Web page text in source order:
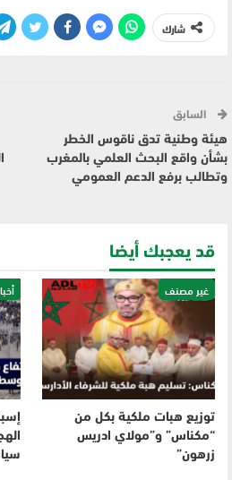
شارك
السابق
هيئة وطنية تدق ناقوس الخطر
بشأن واقع البحث العلمي بالمغرب
وتطالب برفع الدعم العمومي
قد يعجبك أيضا
غير مصنف
توزيع هبات ملكية بكل من
“مكناس” و”مولاي ادريس
زرهون”